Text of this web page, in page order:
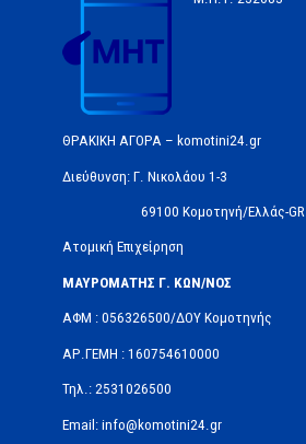
ΘΡΑΚΙΚΗ ΑΓΟΡΑ – komotini24.gr
Διεύθυνση: Γ. Νικολάου 1-3
69100 Κομοτηνή/Ελλάς-GR
Ατομική Επιχείρηση
ΜΑΥΡΟΜΑΤΗΣ Γ. ΚΩΝ/ΝΟΣ
ΑΦΜ : 056326500/ΔOΥ Κομοτηνής
ΑΡ.ΓΕΜΗ : 160754610000
Τηλ.: 2531026500
Email: info@komotini24.gr